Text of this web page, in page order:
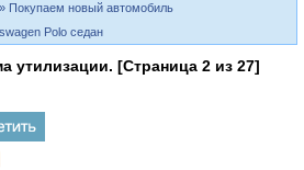
» Покупаем новый автомобиль
Polo седан
утилизации. [Страница 2 из 27]